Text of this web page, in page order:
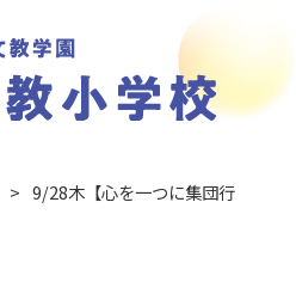
9/28木【心を一つに集団行